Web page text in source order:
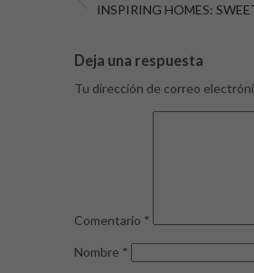
INSPIRING HOMES:
Deja una respuesta
Tu dirección de correo
Comentario *
Nombre *